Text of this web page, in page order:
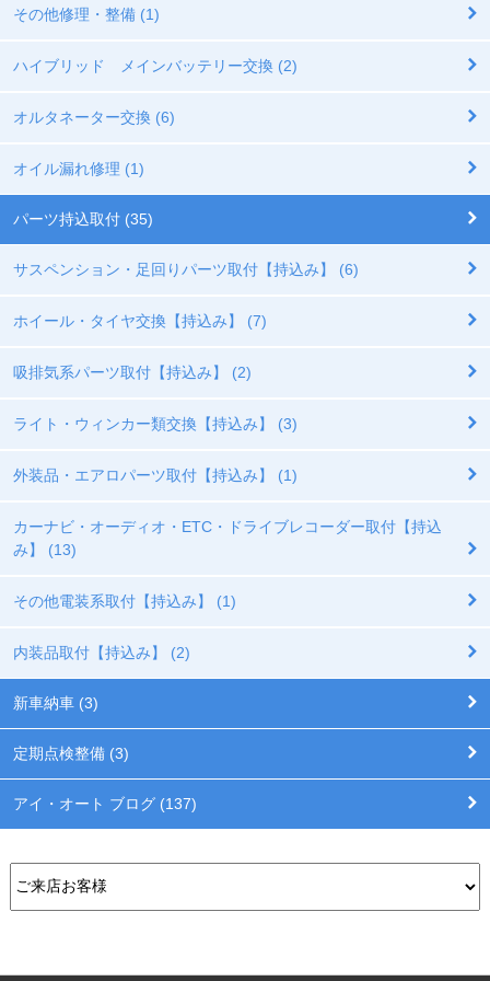
その他修理・整備 (1)
ハイブリッド メインバッテリー交換 (2)
オルタネーター交換 (6)
オイル漏れ修理 (1)
パーツ持込取付 (35)
サスペンション・足回りパーツ取付【持込み】 (6)
ホイール・タイヤ交換【持込み】 (7)
吸排気系パーツ取付【持込み】 (2)
ライト・ウィンカー類交換【持込み】 (3)
外装品・エアロパーツ取付【持込み】 (1)
カーナビ・オーディオ・ETC・ドライブレコーダー取付【持込
み】 (13)
その他電装系取付【持込み】 (1)
内装品取付【持込み】 (2)
新車納車 (3)
定期点検整備 (3)
アイ・オート ブログ (137)